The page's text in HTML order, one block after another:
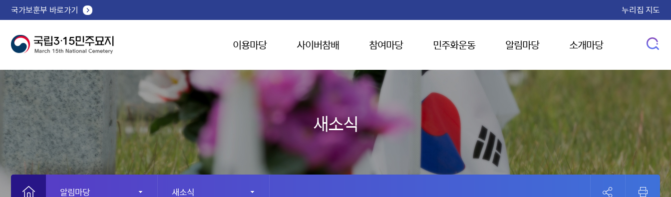
국가보훈부 바로가기 누리집 지도
이용마당 사이버참배 참여마당 민주화운동 알림마당 소개마당
새소식
알림마당 새소식